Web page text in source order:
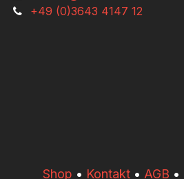
+49 (0)3643 4147 12
​​Shop • Kontakt • AGB •